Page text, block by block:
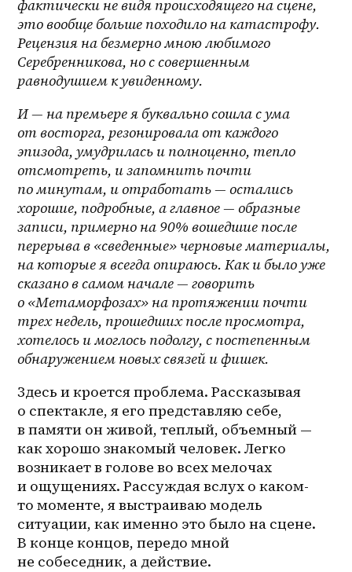
фактически не видя происходящего на сцене,
это вообще больше походило на катастрофу.
Рецензия на безмерно мною любимого
Серебренникова, но с совершенным
равнодушием к увиденному.
И — на премьере я буквально сошла с ума
от восторга, резонировала от каждого
эпизода, умудрилась и полноценно, тепло
отсмотреть, и запомнить почти
по минутам, и отработать — остались
хорошие, подробные, а главное — образные
записи, примерно на 90% вошедшие после
перерыва в «сведенные» черновые материалы,
на которые я всегда опираюсь. Как и было уже
сказано в самом начале — говорить
о «Метаморфозах» на протяжении почти
трех недель, прошедших после просмотра,
хотелось и моглось подолгу, с постепенным
обнаружением новых связей и фишек.
Здесь и кроется проблема. Рассказывая
о спектакле, я его представляю себе,
в памяти он живой, теплый, объемный —
как хорошо знакомый человек. Легко
возникает в голове во всех мелочах
и ощущениях. Рассуждая вслух о каком-
то моменте, я выстраиваю модель
ситуации, как именно это было на сцене.
В конце концов, передо мной
не собеседник, а действие.